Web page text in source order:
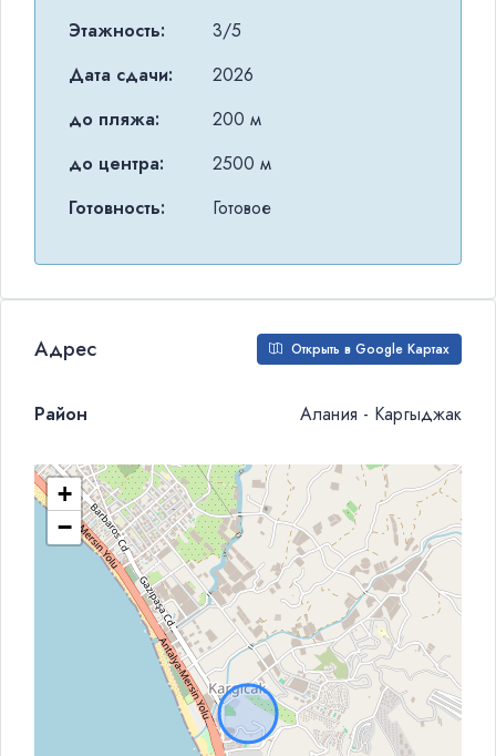
Этажность:
3/5
Дата сдачи:
2026
до пляжа:
200 м
до центра:
2500 м
Готовность:
Готовое
Адрес Открыть в Google Картах
Район Алания - Каргыджак
+
−